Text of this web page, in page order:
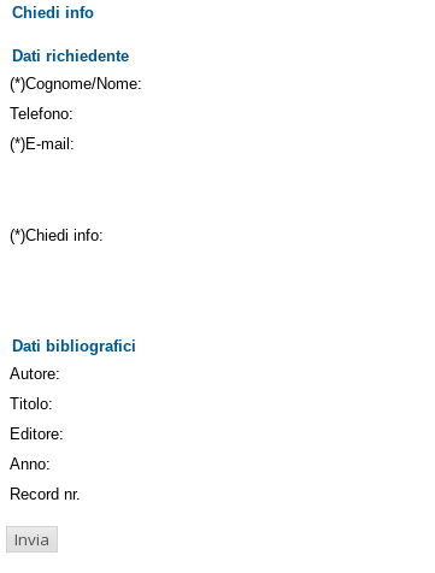
Chiedi info
Dati richiedente
(*)Cognome/Nome:
Telefono:
(*)E-mail:
(*)Chiedi info:
Dati bibliografici
Autore:
Titolo:
Editore:
Anno:
Record nr.